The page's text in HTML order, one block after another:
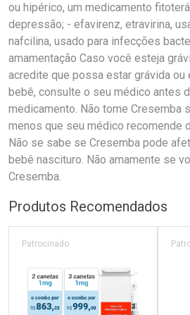
ou hipérico, um medicamento
depressão; - efavirenz, etravirina,
nafcilina, usado para infecções
amamentação Caso você esteja
acredite que possa estar grávida ou
bebê, consulte o seu médico antes
medicamento. Não tome Cresemba
menos que seu médico recomende
Não se sabe se Cresemba pode
bebê nascituro. Não amamente se
Cresemba.
Produtos Recomendados
Patrocinado